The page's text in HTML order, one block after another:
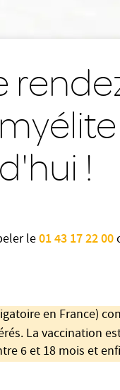
!
le01 43 17 22 00
en France)
La vaccination
6 et 18 mois et